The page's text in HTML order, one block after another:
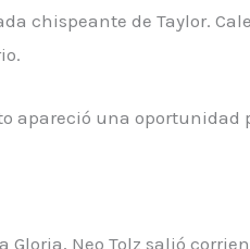
chispeante de Taylor.
apareció una oportunidad
Neo Tolz salió